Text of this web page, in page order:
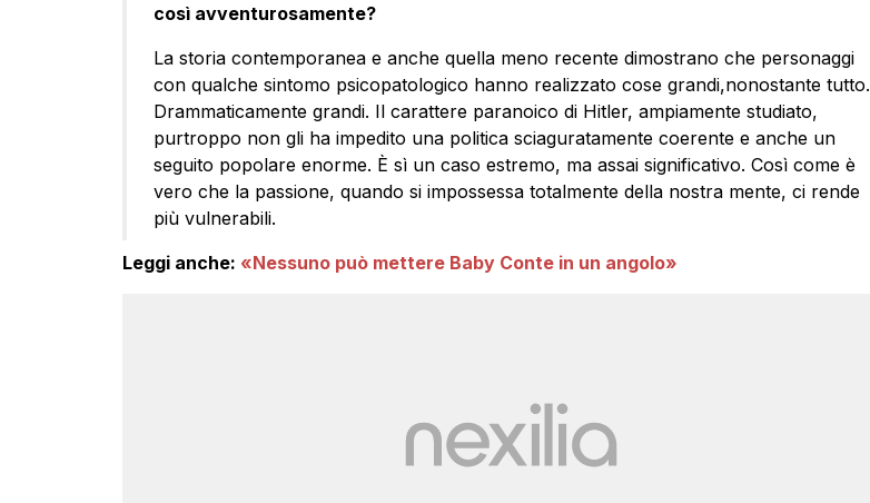
così avventurosamente?
La storia contemporanea e anche quella meno recente dimostrano che personaggi
con qualche sintomo psicopatologico hanno realizzato cose grandi,nonostante tutto.
Drammaticamente grandi. Il carattere paranoico di Hitler, ampiamente studiato,
purtroppo non gli ha impedito una politica sciaguratamente coerente e anche un
seguito popolare enorme. È sì un caso estremo, ma assai significativo. Così come è
vero che la passione, quando si impossessa totalmente della nostra mente, ci rende
più vulnerabili.
Leggi anche: «Nessuno può mettere Baby Conte in un angolo»